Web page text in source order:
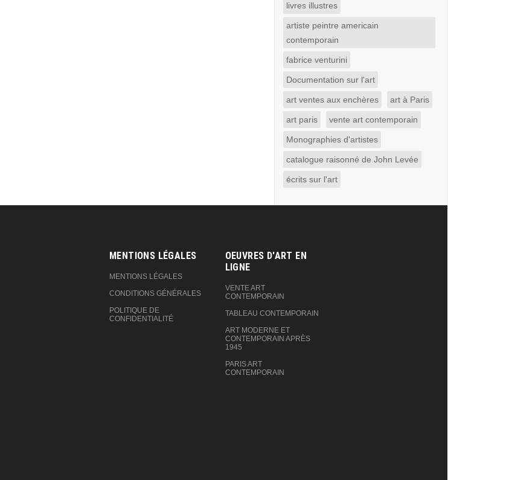
livres illustres
artiste peintre americain
contemporain
fabrice venturini
Documentation sur l'art
art ventes aux enchères art à Paris
art paris vente art contemporain
Monographies d'artistes
catalogue raisonné de John Levée
écrits sur l'art
MENTIONS LÉGALES
MENTIONS LÉGALES
CONDITIONS GÉNÉRALES
POLITIQUE DE
CONFIDENTIALITÉ
OEUVRES D'ART EN
LIGNE‎
VENTE ART
CONTEMPORAIN
TABLEAU CONTEMPORAIN
ART MODERNE ET
CONTEMPORAIN APRÈS
1945
PARIS ART
CONTEMPORAIN